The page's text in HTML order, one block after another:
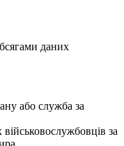
даних
або служба за
за